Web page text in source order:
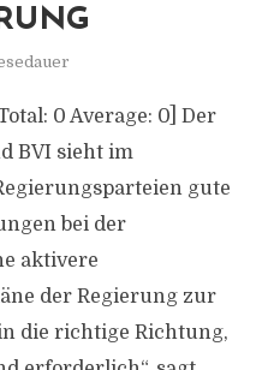
0 Average: 0] Der
BVI sieht im
gute
bei der
aktivere
der Regierung zur
die richtige Richtung,